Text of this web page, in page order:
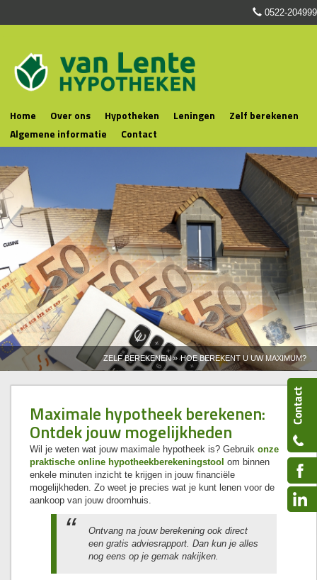
0522-204999
Home Over ons Hypotheken Leningen
Zelf berekenen
Algemene informatie
Contact
ZELF BEREKENEN» HOE BEREKENT U UW MAXIMUM?
Maximale hypotheek berekenen:
Ontdek jouw mogelijkheden
Wil je weten wat jouw maximale hypotheek is? Gebruik onze
praktische online hypotheekberekeningstool om binnen
enkele minuten inzicht te krijgen in jouw financiële
mogelijkheden. Zo weet je precies wat je kunt lenen voor de
aankoop van jouw droomhuis.
Ontvang na jouw berekening ook direct
een gratis adviesrapport. Dan kun je alles
nog eens op je gemak nakijken.